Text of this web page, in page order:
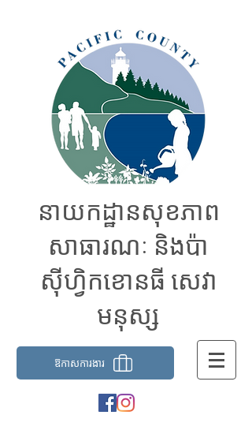
នាយកដ្ឋានសុខភាព
សាធារណៈ និងប៉ា
ស៊ីហ្វិកខោនធី សេវា
មនុស្ស
ឱកាស​ការងារ